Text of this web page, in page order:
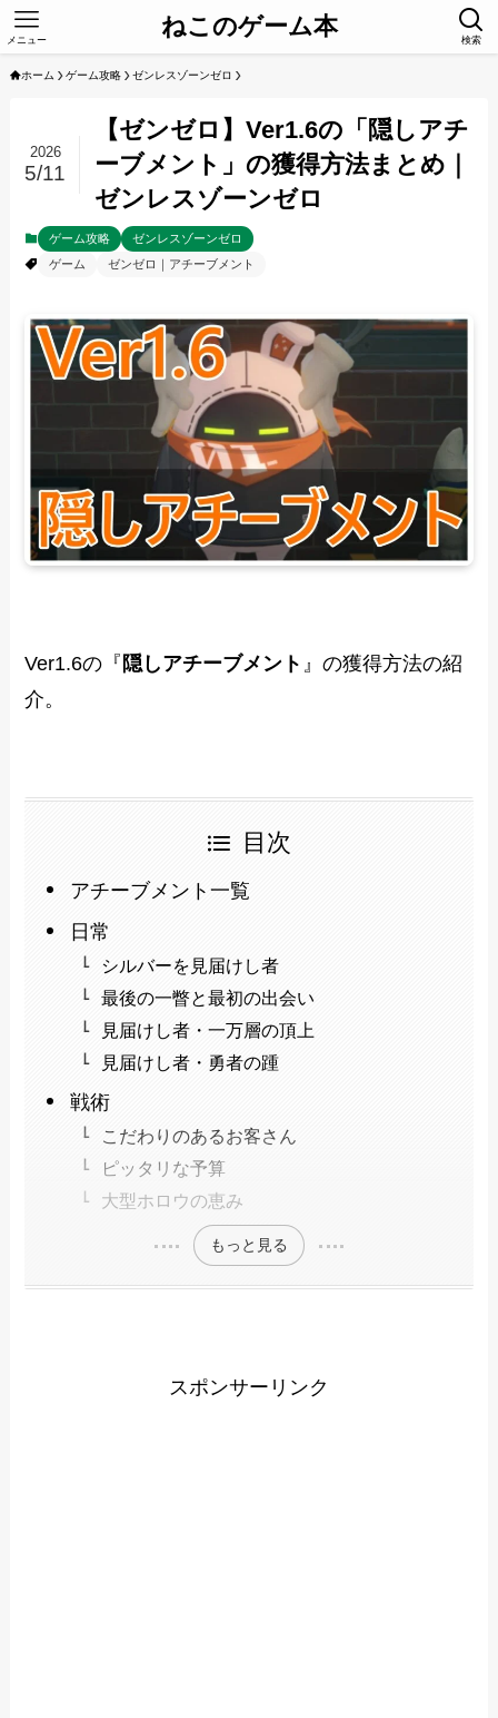
ねこのゲーム本 検索
メニュー
ホーム ゲーム攻略 ゼンレスゾーンゼロ
【ゼンゼロ】Ver1.6の「隠しアチ
ーブメント」の獲得方法まとめ｜
ゼンレスゾーンゼロ
2026
5/11
ゲーム攻略
ゼンレスゾーンゼロ
ゲーム
ゼンゼロ｜アチーブメント
Ver1.6の『 隠しアチーブメント 』の獲得方法の紹
介。
目次
アチーブメント一覧
日常
シルバーを見届けし者
最後の一瞥と最初の出会い
見届けし者・一万層の頂上
見届けし者・勇者の踵
戦術
こだわりのあるお客さん
ピッタリな予算
大型ホロウの恵み
もっと見る
スポンサーリンク